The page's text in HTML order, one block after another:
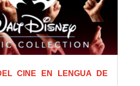
CINE EN LENGUA DE